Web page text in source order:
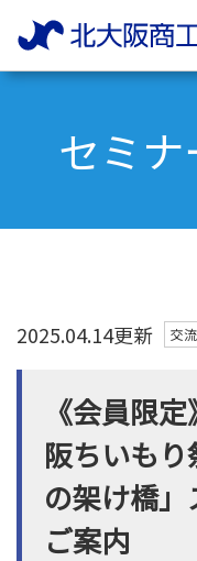
セミ
2025.04.14更新 交
《会員限
阪ちいも
の架け橋
ご案内